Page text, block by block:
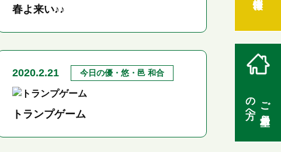
ご入居希望
の方へ
春よ来い♪♪
2020.2.21 今日の優・悠・邑 和合
トランプゲーム